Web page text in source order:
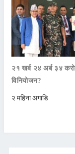
२१ खर्ब २४ अर्ब ३४
विनियोजन?
२ महिना अगाडि